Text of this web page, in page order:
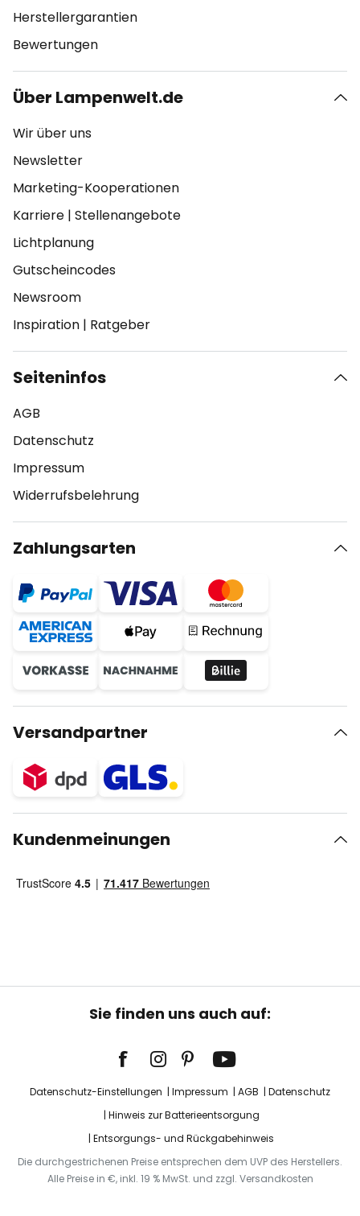
Herstellergarantien
Bewertungen
Über Lampenwelt.de
Wir über uns
Newsletter
Marketing-Kooperationen
Karriere | Stellenangebote
Lichtplanung
Gutscheincodes
Newsroom
Inspiration | Ratgeber
Seiteninfos
AGB
Datenschutz
Impressum
Widerrufsbelehrung
Zahlungsarten
Versandpartner
Kundenmeinungen
Sie finden uns auch auf:
Datenschutz-Einstellungen Impressum AGB
Datenschutz
Hinweis zur Batterieentsorgung
Entsorgungs- und Rückgabehinweis
Die durchgestrichenen Preise entsprechen dem UVP des Herstellers.
Alle Preise in €, inkl. 19 % MwSt. und zzgl. Versandkosten